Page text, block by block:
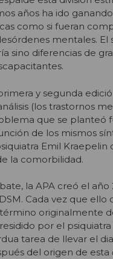
años ha ido
como si fueran
mentales.
sino diferencias de
y segunda
(los trastornos
que se
de los mismos
Emil
la comorbilidad.
la APA creó el
Cada vez que
originalmente
por el
tarea de llevar el
del origen de esta